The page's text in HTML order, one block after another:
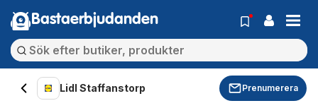
Bastaerbjudanden
Lidl Staffanstorp Prenumerera